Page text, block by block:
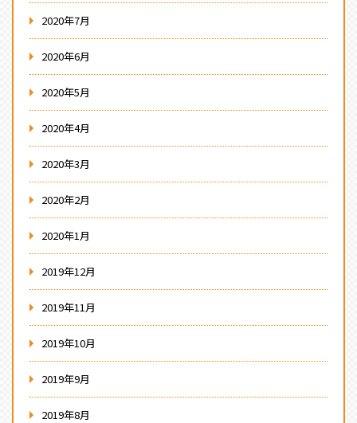
2020年7月
2020年6月
2020年5月
2020年4月
2020年3月
2020年2月
2020年1月
2019年12月
2019年11月
2019年10月
2019年9月
2019年8月